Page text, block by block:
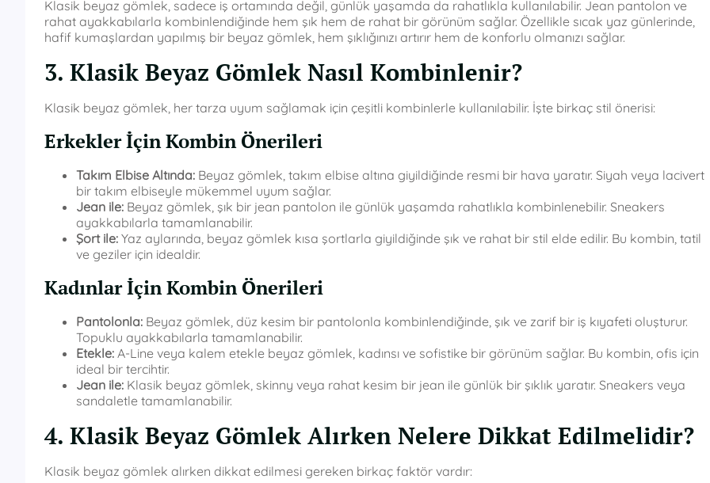
Klasik beyaz gömlek, sadece iş ortamında değil, günlük yaşamda da rahatlıkla kullanılabilir. Jean pantolon ve
rahat ayakkabılarla kombinlendiğinde hem şık hem de rahat bir görünüm sağlar. Özellikle sıcak yaz günlerinde,
hafif kumaşlardan yapılmış bir beyaz gömlek, hem şıklığınızı artırır hem de konforlu olmanızı sağlar.
3. Klasik Beyaz Gömlek Nasıl Kombinlenir?
Klasik beyaz gömlek, her tarza uyum sağlamak için çeşitli kombinlerle kullanılabilir. İşte birkaç stil önerisi:
Erkekler İçin Kombin Önerileri
Takım Elbise Altında: Beyaz gömlek, takım elbise altına giyildiğinde resmi bir hava yaratır. Siyah veya lacivert
bir takım elbiseyle mükemmel uyum sağlar.
Jean ile: Beyaz gömlek, şık bir jean pantolon ile günlük yaşamda rahatlıkla kombinlenebilir. Sneakers
ayakkabılarla tamamlanabilir.
Şort ile: Yaz aylarında, beyaz gömlek kısa şortlarla giyildiğinde şık ve rahat bir stil elde edilir. Bu kombin, tatil
ve geziler için idealdir.
Kadınlar İçin Kombin Önerileri
Pantolonla: Beyaz gömlek, düz kesim bir pantolonla kombinlendiğinde, şık ve zarif bir iş kıyafeti oluşturur.
Topuklu ayakkabılarla tamamlanabilir.
Etekle: A-Line veya kalem etekle beyaz gömlek, kadınsı ve sofistike bir görünüm sağlar. Bu kombin, ofis için
ideal bir tercihtir.
Jean ile: Klasik beyaz gömlek, skinny veya rahat kesim bir jean ile günlük bir şıklık yaratır. Sneakers veya
sandaletle tamamlanabilir.
4. Klasik Beyaz Gömlek Alırken Nelere Dikkat Edilmelidir?
Klasik beyaz gömlek alırken dikkat edilmesi gereken birkaç faktör vardır: